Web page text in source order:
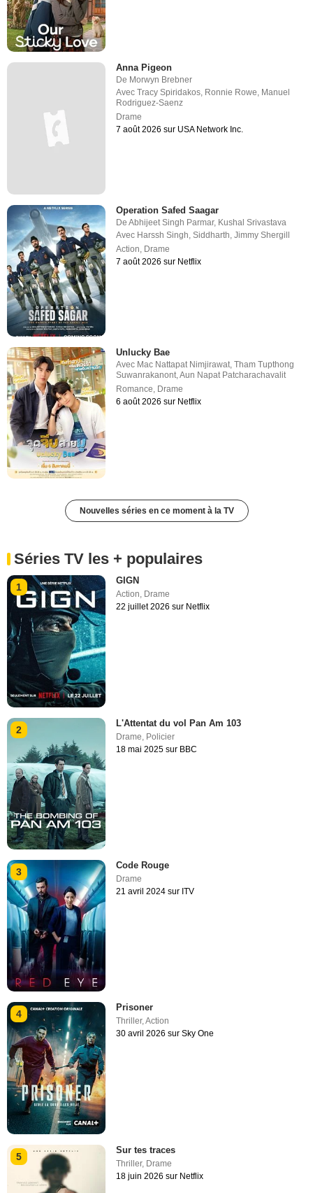
Anna Pigeon
De Morwyn Brebner
AvecTracy Spiridakos, Ronnie Rowe, Manuel
Rodriguez-Saenz
Drame
7 août 2026 sur USA Network Inc.
Operation Safed Saagar
DeAbhijeet Singh Parmar, Kushal Srivastava
Avec Harssh Singh ,Siddharth ,Jimmy Shergill
Action Drame
7 août 2026 sur Netflix
Unlucky Bae
Avec Mac Nattapat Nimjirawat,Tham Tupthong
Suwanrakanont,Aun Napat Patcharachavalit
Romance, Drame
6 août 2026 sur Netflix
Nouvelles séries en ce moment à la TV
Séries TV les + populaires
1
GIGN
Action, Drame
22 juillet 2026 sur Netflix
2
L'Attentat du vol Pan Am 103
Drame Policier
18 mai 2025 sur BBC
3
Code Rouge
Drame
21 avril 2024 sur ITV
4
Prisoner
Thriller,Action
30 avril 2026 sur Sky One
5
Sur tes traces
Thriller, Drame
18 juin 2026 sur Netflix